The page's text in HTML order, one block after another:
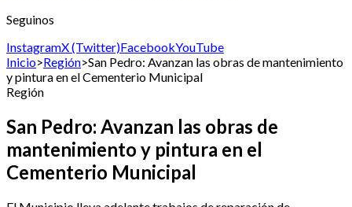
Seguinos
InstagramX (Twitter)FacebookYouTube
Inicio>Región>San Pedro: Avanzan las obras de mantenimiento
y pintura en el Cementerio Municipal
Región
San Pedro: Avanzan las obras de
mantenimiento y pintura en el
Cementerio Municipal